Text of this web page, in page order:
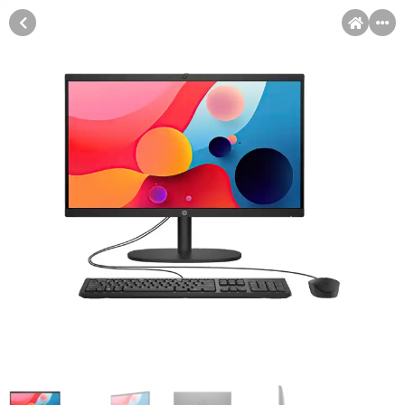
Pomoć pri kupovini